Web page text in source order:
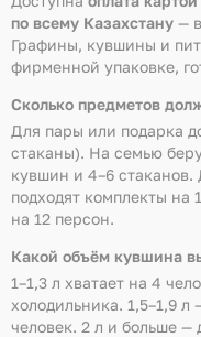
по всему Казахстану —
Графины, кувшины и
фирменной упаковке,
Сколько предметов
Для пары или подарка
стаканы). На семью
кувшин и 4–6 стаканов.
подходят комплекты на
на 12 персон.
Какой объём кувшина
1–1,3 л хватает на 4
холодильника. 1,5–1,9 л
человек. 2 л и больше —